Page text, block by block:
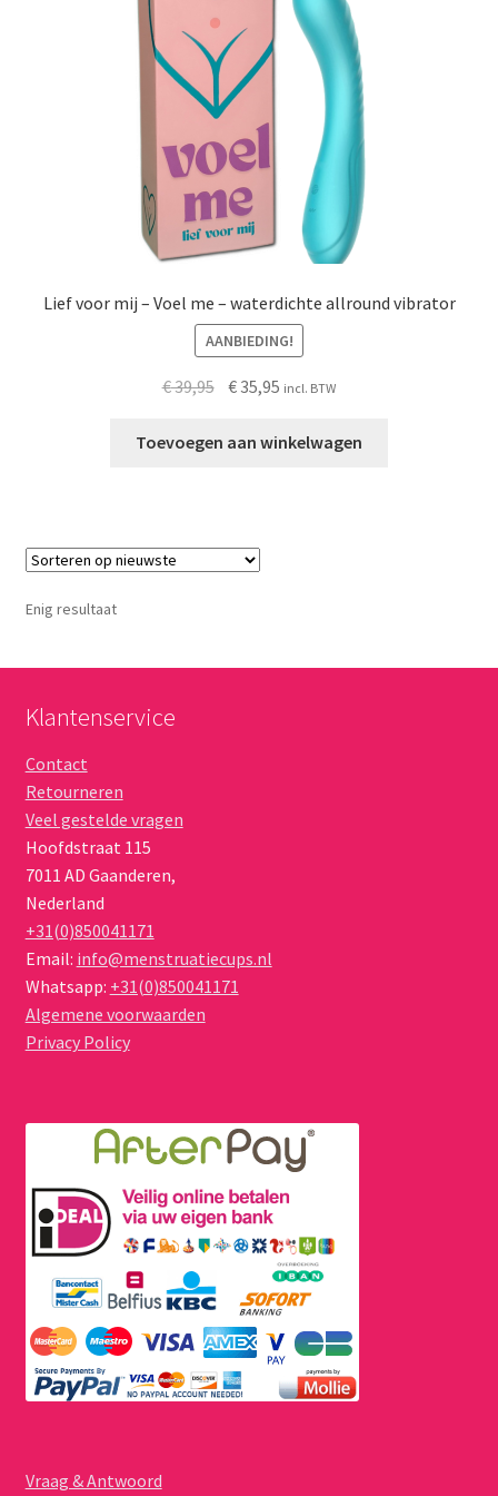
wat je nog meer wil weten
Lief voor mij – Voel me – waterdichte allround vibrator
AANBIEDING!
€39,95 Oorspronkelijke
was:
€35,95 Huidige
is:
incl. BTW
Toevoegen aan winkelwagen
Enig resultaat
Klantenservice
Contact
Retourneren
Veel gestelde vragen
Hoofdstraat 115
7011 AD Gaanderen,
Nederland
+31(0)850041171
Email: info@menstruatiecups.nl
Whatsapp: +31(0)850041171
Algemene voorwaarden
Privacy Policy
Vraag & Antwoord